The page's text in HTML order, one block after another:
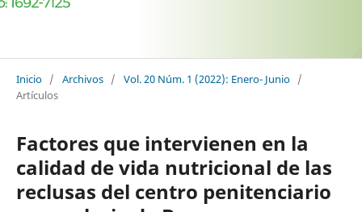
Inicio / Archivos / Vol. 20 Núm. 1 (2022): Enero- Junio /
Artículos
Factores que intervienen en la
calidad de vida nutricional de las
reclusas del centro penitenciario